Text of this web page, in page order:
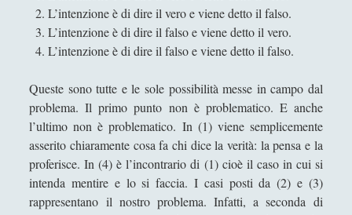
spettrale
Espellere l'indicibile: una lettura filosofica tra
psicoanalisi e dialettica
numeri idealmente contratti
Il sospetto per gli "starnuti" della steppa
IL TRIANGOLO DELLE OPPPOSIZIONI: UN
MODELLO ERMENEUTICO
Il «Giano Bifronte» Salvator Mundi di Leonardo da
L’intenzione è di dire il vero e viene detto il falso.
L’intenzione è di dire il falso e viene detto il vero.
L’intenzione è di dire il falso e viene detto il falso.
Queste sono tutte e le sole possibilità messe in campo dal
problema. Il primo punto non è problematico. E anche
l’ultimo non è problematico. In (1) viene semplicemente
asserito chiaramente cosa fa chi dice la verità: la pensa e la
proferisce. In (4) è l’incontrario di (1) cioè il caso in cui si
intenda mentire e lo si faccia. I casi posti da (2) e (3)
rappresentano il nostro problema. Infatti, a seconda di